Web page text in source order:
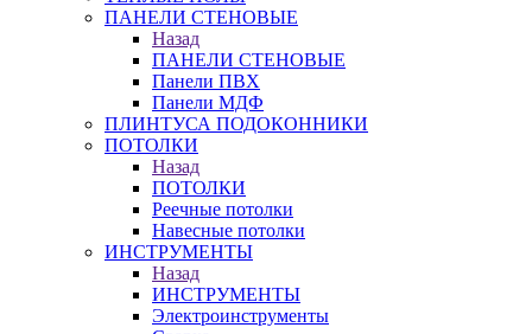
ПАНЕЛИ СТЕНОВЫЕ
Назад
ПАНЕЛИ СТЕНОВЫЕ
Панели ПВХ
Панели МДФ
ПЛИНТУСА ПОДОКОННИКИ
ПОТОЛКИ
Назад
ПОТОЛКИ
Реечные потолки
Навесные потолки
ИНСТРУМЕНТЫ
Назад
ИНСТРУМЕНТЫ
Электроинструменты